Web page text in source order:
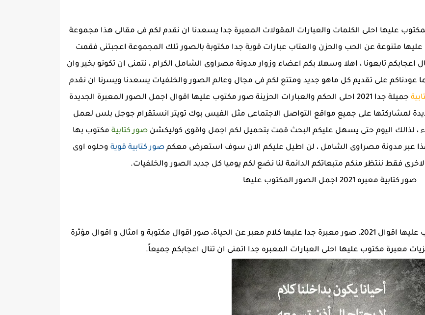
المكتوب عليها احلى الكلمات والعبارات المقولات المعبرة جدا يسعدنا ان نقدم لكم فى مقالى هذا مجموعة
مكتوب عليها متنوعة عن الحب والحزن والعتاب عبارات قوية جدا مكتوبة بالصور تلك المجموعة اعجبتنى فقمت
اعجابكم تابعونا ، اهلا وسهلا بكم اعضاء وزوار مدونة مصراوى الشامل الكرام ، نتمنى ان تكونو بخير وان
عودناكم على تقديم كل ماهو جديد ومتتع لكم فى مجال وعالم الصور والخلفيات يسعدنا ويسرنا ان نقدم
جميلة جدا 2021 احلى الحكم والعبارات الحزينة صور مكتوب عليها اقوال اجمل الصور المعبرة الجديدة
لمشاركتها على جميع مواقع التواصل الاجتماعى مثل الفيس بوك تويتر انستقرام جوجل بلس لعمل
، لذالك اليوم حتى يسهل عليكم البحث قمت بتحميل لكم اجمل واقوى كوليكشن صور كتابية مكتوب بها
هذا عبر مدونة مصراوى الشامل ، لن اطيل عليكم الان سوف استعرض معكمصور كتابية قوية وحلوه اوى
فقط ننتظر منكم متبعاتكم الدائمة لنا نضع لكم يوميا كل جديد الصور والخلفيات.
صور كتابية معبره 2021 اجمل الصور المكتوب عليها
صور كتابية معبره 2021 صور رمزيات معبرة مكتوب عليها اقوال 2021، صور معبرة جدا عليها كلام معبر عن الحياة، صور اقوال مكتوبة و امثال و اقوال مؤثرة
معبرة مكتوب عليها احلى العبارات المعبره جدا اتمنى ان تنال اعجابكم جميعاً.